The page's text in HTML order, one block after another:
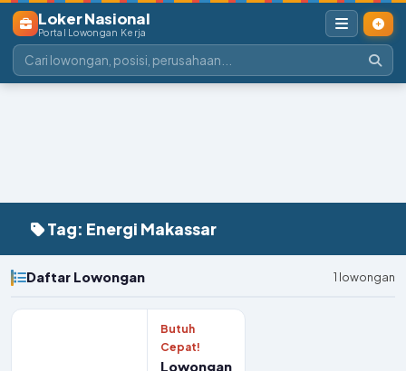
Loker Nasional
Portal Lowongan Kerja
Tag: Energi Makassar
Daftar Lowongan 1 lowongan
Butuh
Cepat!
Lowongan